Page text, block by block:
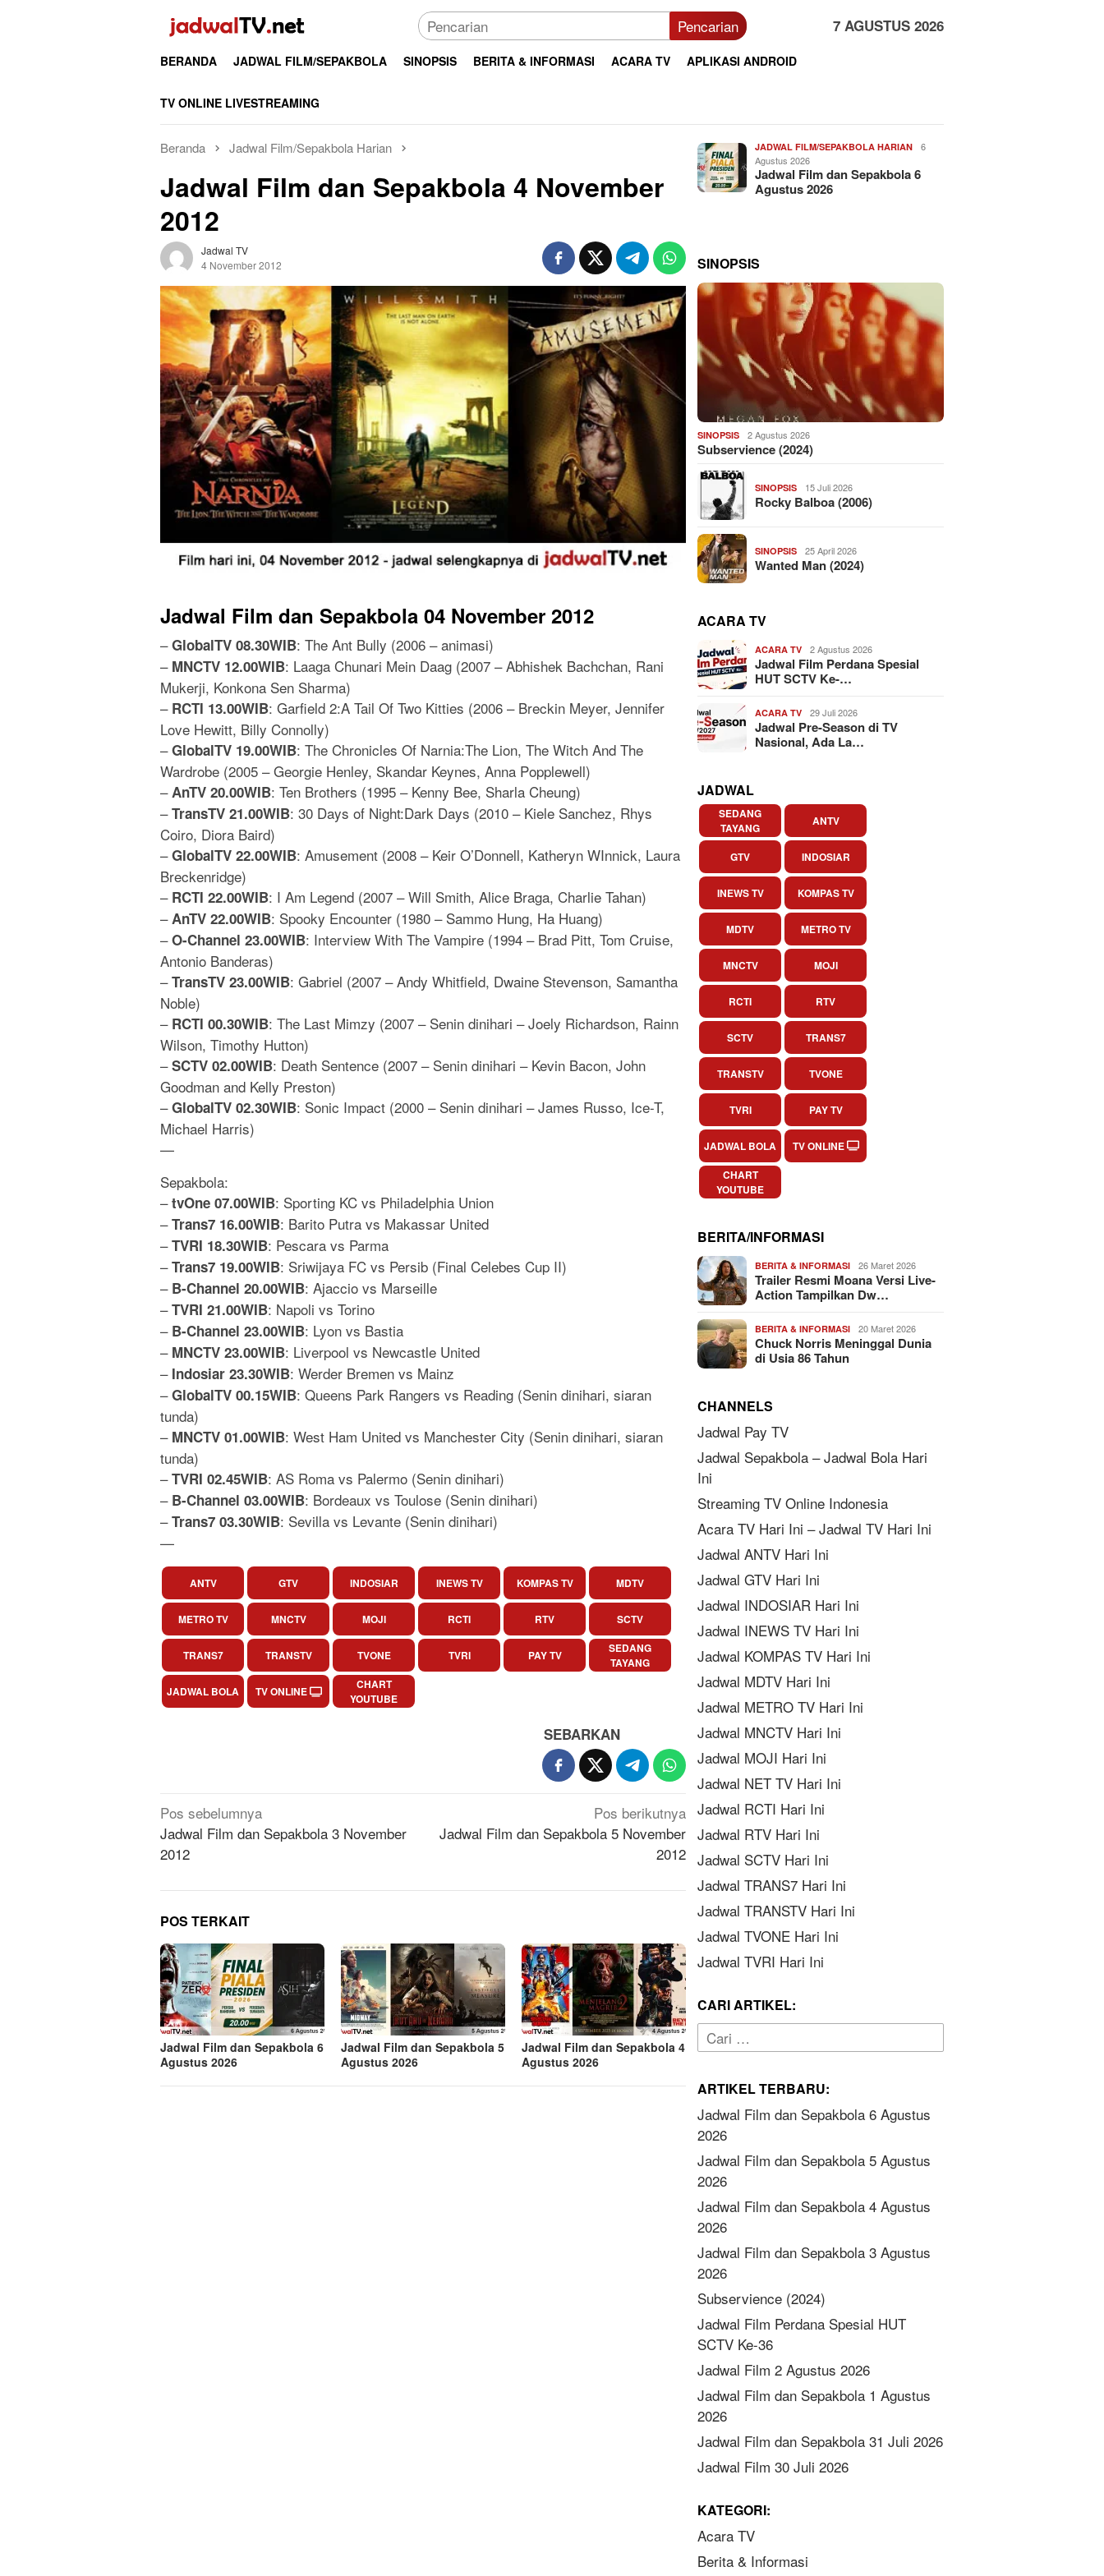
Pencarian 7 AGUSTUS 2026
BERANDA JADWAL FILM/SEPAKBOLA SINOPSIS BERITA & INFORMASI ACARA TV APLIKASI ANDROID
TV ONLINE LIVESTREAMING
Beranda Jadwal Film/Sepakbola Harian
Jadwal Film dan Sepakbola 4 November
2012
Jadwal TV
4 November 2012
Jadwal Film dan Sepakbola 04 November 2012
–GlobalTV 08.30WIB: The Ant Bully (2006 – animasi)
– MNCTV 12.00WIB: Laaga Chunari Mein Daag (2007 – Abhishek Bachchan, Rani
Mukerji, Konkona Sen Sharma)
– RCTI 13.00WIB: Garfield 2:A Tail Of Two Kitties (2006 – Breckin Meyer, Jennifer
Love Hewitt, Billy Connolly)
–GlobalTV 19.00WIB: The Chronicles Of Narnia:The Lion, The Witch And The
Wardrobe (2005 – Georgie Henley, Skandar Keynes, Anna Popplewell)
–AnTV 20.00WIB: Ten Brothers (1995 – Kenny Bee, Sharla Cheung)
–TransTV 21.00WIB: 30 Days of Night:Dark Days (2010 – Kiele Sanchez, Rhys
Coiro, Diora Baird)
–GlobalTV 22.00WIB: Amusement (2008 – Keir O’Donnell, Katheryn WInnick, Laura
Breckenridge)
– RCTI 22.00WIB: I Am Legend (2007 – Will Smith, Alice Braga, Charlie Tahan)
–AnTV 22.00WIB: Spooky Encounter (1980 – Sammo Hung, Ha Huang)
–O-Channel 23.00WIB: Interview With The Vampire (1994 – Brad Pitt, Tom Cruise,
Antonio Banderas)
–TransTV 23.00WIB: Gabriel (2007 – Andy Whitfield, Dwaine Stevenson, Samantha
Noble)
– RCTI 00.30WIB: The Last Mimzy (2007 – Senin dinihari – Joely Richardson, Rainn
Wilson, Timothy Hutton)
–SCTV 02.00WIB: Death Sentence (2007 – Senin dinihari – Kevin Bacon, John
Goodman and Kelly Preston)
–GlobalTV 02.30WIB: Sonic Impact (2000 – Senin dinihari – James Russo, Ice-T,
Michael Harris)
—
Sepakbola:
–tvOne 07.00WIB: Sporting KC vs Philadelphia Union
–Trans7 16.00WIB: Barito Putra vs Makassar United
–TVRI 18.30WIB: Pescara vs Parma
–Trans7 19.00WIB: Sriwijaya FC vs Persib (Final Celebes Cup II)
– B-Channel 20.00WIB: Ajaccio vs Marseille
–TVRI 21.00WIB: Napoli vs Torino
– B-Channel 23.00WIB: Lyon vs Bastia
– MNCTV 23.00WIB: Liverpool vs Newcastle United
– Indosiar 23.30WIB: Werder Bremen vs Mainz
–GlobalTV 00.15WIB: Queens Park Rangers vs Reading (Senin dinihari, siaran
tunda)
– MNCTV 01.00WIB: West Ham United vs Manchester City (Senin dinihari, siaran
tunda)
–TVRI 02.45WIB: AS Roma vs Palermo (Senin dinihari)
– B-Channel 03.00WIB: Bordeaux vs Toulose (Senin dinihari)
–Trans7 03.30WIB: Sevilla vs Levante (Senin dinihari)
—
ANTV GTV INDOSIAR INEWS TV KOMPAS TV MDTV
METRO TV MNCTV MOJI RCTI RTV SCTV
TRANS7 TRANSTV TVONE TVRI PAY TV
SEDANG
TAYANG
JADWAL BOLA
TV ONLINE
CHART
YOUTUBE
SEBARKAN
Navigasi
pos
Pos sebelumnya
Jadwal Film dan Sepakbola 3 November
2012
Pos berikutnya
Jadwal Film dan Sepakbola 5 November
2012
POS TERKAIT
Jadwal Film dan Sepakbola 6
Agustus 2026
Jadwal Film dan Sepakbola 5
Agustus 2026
Jadwal Film dan Sepakbola 4
Agustus 2026
JADWAL FILM/SEPAKBOLA HARIAN
6
Agustus 2026
Jadwal Film dan Sepakbola 6
Agustus 2026
SINOPSIS
SINOPSIS 2 Agustus 2026
Subservience (2024)
SINOPSIS 15 Juli 2026
Rocky Balboa (2006)
SINOPSIS 25 April 2026
Wanted Man (2024)
ACARA TV
ACARA TV 2 Agustus 2026
Jadwal Film Perdana Spesial
HUT SCTV Ke-…
ACARA TV 29 Juli 2026
Jadwal Pre-Season di TV
Nasional, Ada La…
JADWAL
SEDANG
TAYANG
ANTV
GTV INDOSIAR
INEWS TV KOMPAS TV
MDTV METRO TV
MNCTV MOJI
RCTI RTV
SCTV TRANS7
TRANSTV TVONE
TVRI PAY TV
JADWAL BOLA
TV ONLINE
CHART
YOUTUBE
BERITA/INFORMASI
BERITA & INFORMASI 26 Maret 2026
Trailer Resmi Moana Versi Live-
Action Tampilkan Dw…
BERITA & INFORMASI 20 Maret 2026
Chuck Norris Meninggal Dunia
di Usia 86 Tahun
CHANNELS
Jadwal Pay TV
Jadwal Sepakbola – Jadwal Bola Hari
Ini
Streaming TV Online Indonesia
Acara TV Hari Ini – Jadwal TV Hari Ini
Jadwal ANTV Hari Ini
Jadwal GTV Hari Ini
Jadwal INDOSIAR Hari Ini
Jadwal INEWS TV Hari Ini
Jadwal KOMPAS TV Hari Ini
Jadwal MDTV Hari Ini
Jadwal METRO TV Hari Ini
Jadwal MNCTV Hari Ini
Jadwal MOJI Hari Ini
Jadwal NET TV Hari Ini
Jadwal RCTI Hari Ini
Jadwal RTV Hari Ini
Jadwal SCTV Hari Ini
Jadwal TRANS7 Hari Ini
Jadwal TRANSTV Hari Ini
Jadwal TVONE Hari Ini
Jadwal TVRI Hari Ini
CARI ARTIKEL:
Cari
untuk:
ARTIKEL TERBARU:
Jadwal Film dan Sepakbola 6 Agustus
2026
Jadwal Film dan Sepakbola 5 Agustus
2026
Jadwal Film dan Sepakbola 4 Agustus
2026
Jadwal Film dan Sepakbola 3 Agustus
2026
Subservience (2024)
Jadwal Film Perdana Spesial HUT
SCTV Ke-36
Jadwal Film 2 Agustus 2026
Jadwal Film dan Sepakbola 1 Agustus
2026
Jadwal Film dan Sepakbola 31 Juli 2026
Jadwal Film 30 Juli 2026
KATEGORI:
Acara TV
Berita & Informasi